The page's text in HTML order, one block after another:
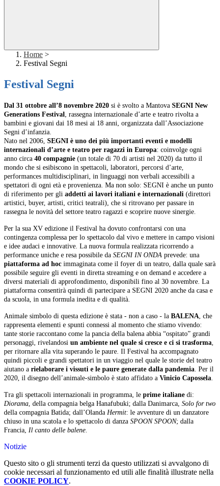
Home >
Festival Segni
Festival Segni
Dal 31 ottobre all’8 novembre 2020 si è svolto a Mantova SEGNI New
Generations Festival, rassegna internazionale d’arte e teatro rivolta a
bambini e giovani dai 18 mesi ai 18 anni, organizzata dall’Associazione
Segni d’infanzia.
Nato nel 2006, SEGNI è uno dei più importanti eventi e modelli
internazionali d’arte e teatro per ragazzi in Europa: coinvolge ogni
anno circa 40 compagnie (un totale di 70 di artisti nel 2020) da tutto il
mondo che si esibiscono in spettacoli, laboratori, percorsi d’arte,
performances multidisciplinari, in linguaggi non verbali accessibili a
spettatori di ogni età e provenienza. Ma non solo: SEGNI è anche un punto
di riferimento per gli addetti ai lavori italiani e internazionali (direttori
artistici, buyer, artisti, critici teatrali), che si ritrovano per passare in
rassegna le novità del settore teatro ragazzi e scoprire nuove sinergie.
Per la sua XV edizione il Festival ha dovuto confrontarsi con una
contingenza complessa per lo spettacolo dal vivo e mettere in campo visioni
e idee audaci e innovative. La nuova formula realizzata ricorrendo a
performance uniche e resa possibile da SEGNI IN ONDA prevede: una
piattaforma ad hoc immaginata come il foyer di un teatro, dalla quale sarà
possibile seguire gli eventi in diretta streaming e on demand e accedere a
diversi materiali di approfondimento, disponibili fino al 30 novembre. La
piattaforma consentirà quindi di partecipare a SEGNI 2020 anche da casa e
da scuola, in una formula inedita e di qualità.
Animale simbolo di questa edizione è stata - non a caso - la BALENA, che
rappresenta elementi e spunti connessi al momento che stiamo vivendo:
tante storie raccontano come la pancia della balena abbia “ospitato” grandi
personaggi, rivelandosi un ambiente nel quale si cresce e ci si trasforma,
per ritornare alla vita superando le paure. Il Festival ha accompagnato
quindi piccoli e grandi spettatori in un viaggio nel quale le storie del teatro
aiutano a rielaborare i vissuti e le paure generate dalla pandemia. Per il
2020, il disegno dell’animale-simbolo è stato affidato a Vinicio Capossela.
Tra gli spettacoli internazionali in programma, le prime italiane di:
Diorama, della compagnia belga Hanafubuki; dalla Danimarca, Solo for two
della compagnia Batida; dall’Olanda Hermit: le avventure di un danzatore
chiuso in una scatola e lo spettacolo di danza SPOON SPOON; dalla
Francia, Il canto delle balene.
Notizie
Questo sito o gli strumenti terzi da questo utilizzati si avvalgono di
cookie necessari al funzionamento ed utili alle finalità illustrate nella
COOKIE POLICY.